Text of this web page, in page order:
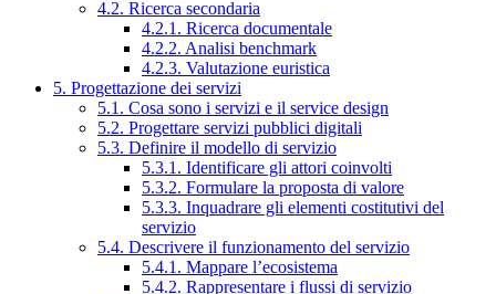
4.2. Ricerca secondaria
4.2.1. Ricerca documentale
4.2.2. Analisi benchmark
4.2.3. Valutazione euristica
5. Progettazione dei servizi
5.1. Cosa sono i servizi e il service design
5.2. Progettare servizi pubblici digitali
5.3. Definire il modello di servizio
5.3.1. Identificare gli attori coinvolti
5.3.2. Formulare la proposta di valore
5.3.3. Inquadrare gli elementi costitutivi del
servizio
5.4. Descrivere il funzionamento del servizio
5.4.1. Mappare l’ecosistema
5.4.2. Rappresentare i flussi di servizio